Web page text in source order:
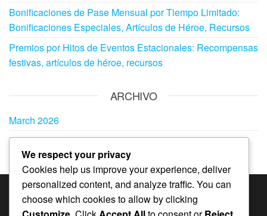
Bonificaciones de Pase Mensual por Tiempo Limitado:
Bonificaciones Especiales, Artículos de Héroe, Recursos
Premios por Hitos de Eventos Estacionales: Recompensas
festivas, artículos de héroe, recursos
ARCHIVO
March 2026
February 2026
CATEGORÍAS
We respect your privacy
Cookies help us improve your experience, deliver
personalized content, and analyze traffic. You can
choose which cookies to allow by clicking